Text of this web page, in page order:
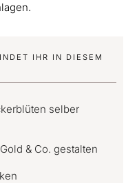
IHR IN DIESEM
selber
& Co. gestalten